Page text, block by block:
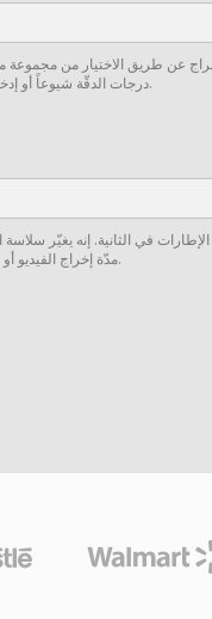
عن طريق الاختيار من مجموعة
درجات الدقّة شيوعاً أو إدخال دقّة مخصّصة يدوياً.
في الثانية. إنه يغيّر
مدّة إخراج الفيديو أو سرعة تشغيل الفيديو.